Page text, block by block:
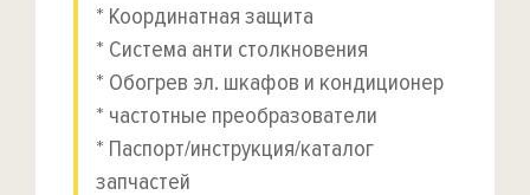
* Координатная защита
* Система анти столкновения
* Обогрев эл. шкафов и кондиционер
* частотные преобразователи
* Паспорт/инструкция/каталог
запчастей